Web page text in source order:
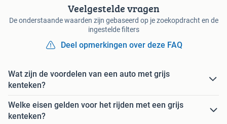
Veelgestelde vragen
De onderstaande waarden zijn gebaseerd op je zoekopdracht en de
ingestelde filters
Deel opmerkingen over deze FAQ
Wat zijn de voordelen van een auto met grijs
kenteken?
Welke eisen gelden voor het rijden met een grijs
kenteken?